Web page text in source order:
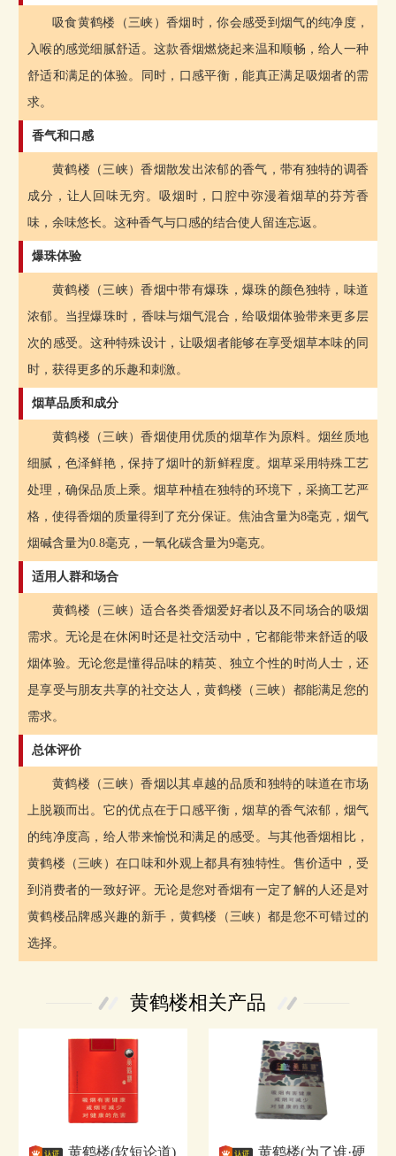
吸食黄鹤楼（三峡）香烟时，你会感受到烟气的纯净度，
入喉的感觉细腻舒适。这款香烟燃烧起来温和顺畅，给人一种
舒适和满足的体验。同时，口感平衡，能真正满足吸烟者的需
求。
香气和口感
黄鹤楼（三峡）香烟散发出浓郁的香气，带有独特的调香
成分，让人回味无穷。吸烟时，口腔中弥漫着烟草的芬芳香
味，余味悠长。这种香气与口感的结合使人留连忘返。
爆珠体验
黄鹤楼（三峡）香烟中带有爆珠，爆珠的颜色独特，味道
浓郁。当捏爆珠时，香味与烟气混合，给吸烟体验带来更多层
次的感受。这种特殊设计，让吸烟者能够在享受烟草本味的同
时，获得更多的乐趣和刺激。
烟草品质和成分
黄鹤楼（三峡）香烟使用优质的烟草作为原料。烟丝质地
细腻，色泽鲜艳，保持了烟叶的新鲜程度。烟草采用特殊工艺
处理，确保品质上乘。烟草种植在独特的环境下，采摘工艺严
格，使得香烟的质量得到了充分保证。焦油含量为8毫克，烟气
烟碱含量为0.8毫克，一氧化碳含量为9毫克。
适用人群和场合
黄鹤楼（三峡）适合各类香烟爱好者以及不同场合的吸烟
需求。无论是在休闲时还是社交活动中，它都能带来舒适的吸
烟体验。无论您是懂得品味的精英、独立个性的时尚人士，还
是享受与朋友共享的社交达人，黄鹤楼（三峡）都能满足您的
需求。
总体评价
黄鹤楼（三峡）香烟以其卓越的品质和独特的味道在市场
上脱颖而出。它的优点在于口感平衡，烟草的香气浓郁，烟气
的纯净度高，给人带来愉悦和满足的感受。与其他香烟相比，
黄鹤楼（三峡）在口味和外观上都具有独特性。售价适中，受
到消费者的一致好评。无论是您对香烟有一定了解的人还是对
黄鹤楼品牌感兴趣的新手，黄鹤楼（三峡）都是您不可错过的
选择。
黄鹤楼相关产品
黄鹤楼(软短论道) 黄鹤楼(为了谁·硬